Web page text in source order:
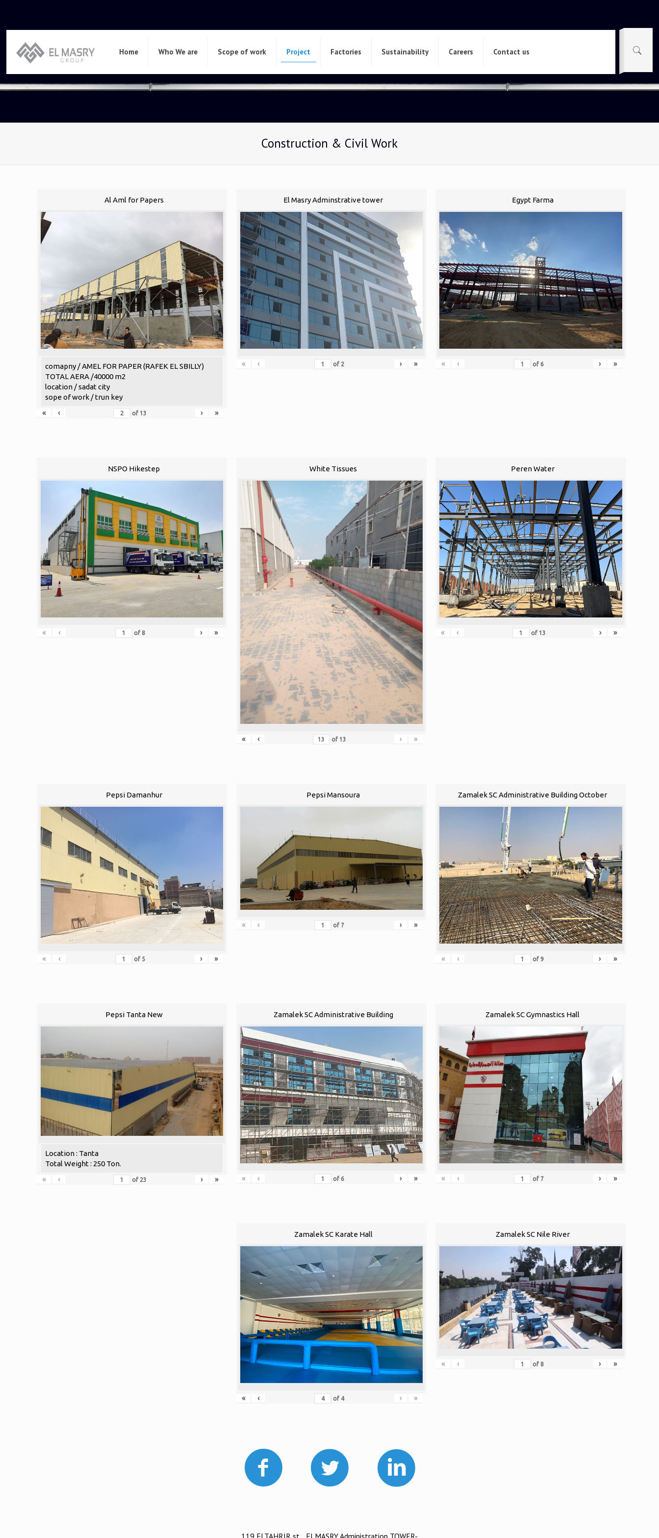
Home Who We are Scope of work Project Factories Sustainability Careers Contact us
Construction & Civil Work
Al Aml for Papers
comapny / AMEL FOR PAPER (RAFEK EL SBILLY)
TOTAL AERA /40000 m2
location / sadat city
sope of work / trun key
«
‹ of13 › »
El Masry Adminstrative tower
« ‹ of 2 › »
Egypt Farma
« ‹ of 6 › »
NSPO Hikestep
« ‹ of 8 › »
White Tissues
« ‹ of 13 › »
Peren Water
« ‹ of 13 › »
Pepsi Damanhur
« ‹ of 5 › »
Pepsi Mansoura
« ‹ of 7 › »
Zamalek SC Administrative Building October
« ‹ of 9 › »
Pepsi Tanta New
Location : Tanta
Total Weight : 250 Ton.
«
‹ of 23 › »
Zamalek SC Administrative Building
« ‹ of 6 › »
Zamalek SC Gymnastics Hall
« ‹ of 7 › »
Zamalek SC Karate Hall
« ‹ of 4 › »
Zamalek SC Nile River
« ‹ of 8 › »
119 ELTAHRIR st. , ELMASRY Administration TOWER-